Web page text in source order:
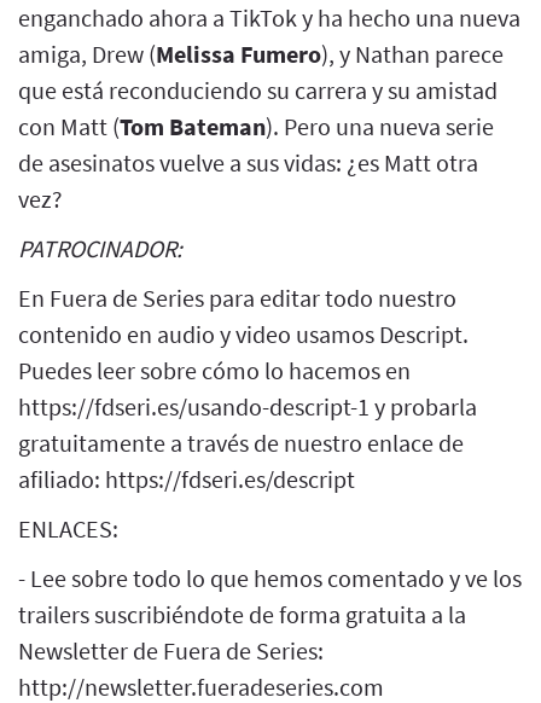
enganchado ahora a TikTok y ha hecho una nueva
amiga, Drew (Melissa Fumero), y Nathan parece
que está reconduciendo su carrera y su amistad
con Matt (Tom Bateman). Pero una nueva serie
de asesinatos vuelve a sus vidas: ¿es Matt otra
vez?
PATROCINADOR:
En Fuera de Series para editar todo nuestro
contenido en audio y video usamos Descript.
Puedes leer sobre cómo lo hacemos en
https://fdseri.es/usando-descript-1 y probarla
gratuitamente a través de nuestro enlace de
afiliado: https://fdseri.es/descript
ENLACES:
- Lee sobre todo lo que hemos comentado y ve los
trailers suscribiéndote de forma gratuita a la
Newsletter de Fuera de Series:
http://newsletter.fueradeseries.com